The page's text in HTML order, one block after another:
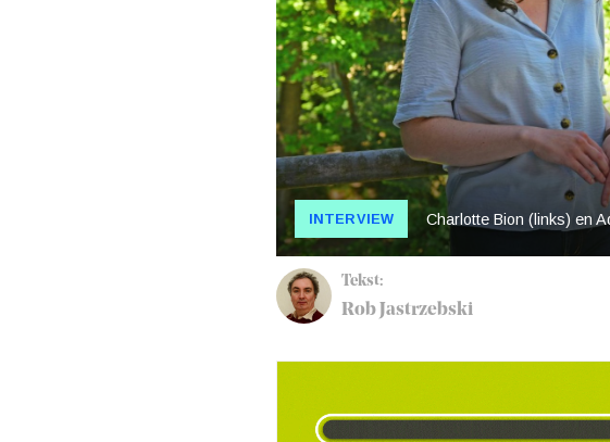
INTERVIEW Charlotte Bion (links) en
Tekst:
Rob Jastrzebski